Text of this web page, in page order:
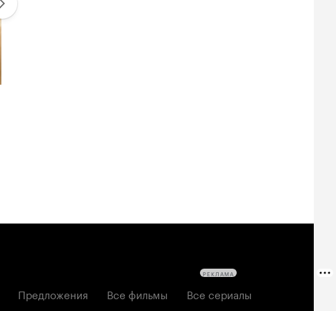
Предложения Все фильмы
Все сериалы
РЕКЛАМА